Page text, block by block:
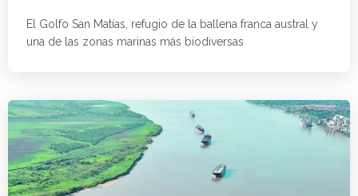
El Golfo San Matías, refugio de la ballena franca austral y
una de las zonas marinas más biodiversas